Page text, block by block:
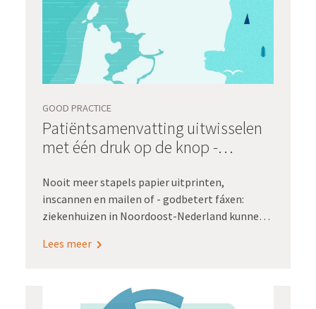
GOOD PRACTICE
Patiëntsamenvatting uitwisselen
met één druk op de knop -
Nooit meer stapels papier uitprinten,
inscannen en mailen of - godbetert fáxen:
ziekenhuizen in Noordoost-Nederland kunnen
probleemloos met elkaar delen via de regionale
oncologiepatiënten en om de ziekenhuizen die
Lees meer